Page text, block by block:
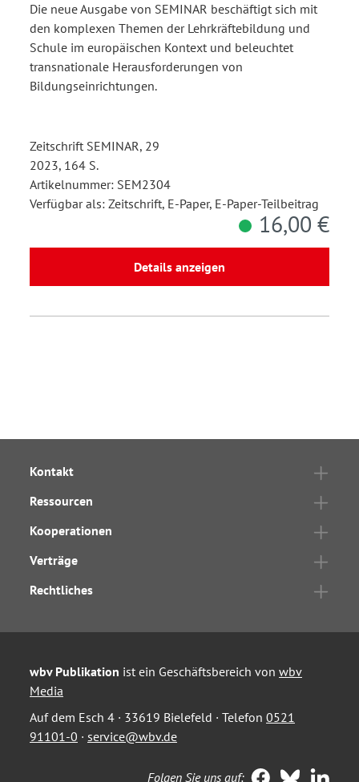
Die neue Ausgabe von SEMINAR beschäftigt sich mit
den komplexen Themen der Lehrkräftebildung und
Schule im europäischen Kontext und beleuchtet
transnationale Herausforderungen von
Bildungseinrichtungen.
Zeitschrift SEMINAR, 29
2023, 164 S.
Artikelnummer: SEM2304
Verfügbar als: Zeitschrift, E-Paper, E-Paper-Teilbeitrag
16,00 €
Details anzeigen
Kontakt
Ressourcen
Kooperationen
Verträge
Rechtliches
wbv Publikation ist ein Geschäftsbereich von wbv
Media
Auf dem Esch 4 · 33619 Bielefeld · Telefon 0521
91101-0 · service@wbv.de
Folgen Sie uns auf: